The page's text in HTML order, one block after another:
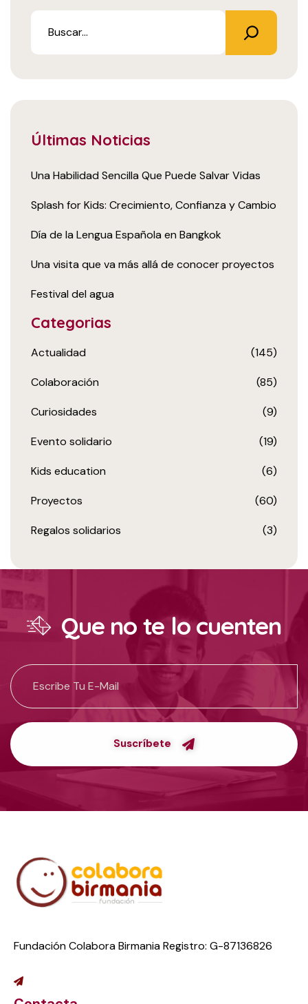
Últimas Noticias
Una Habilidad Sencilla Que Puede Salvar Vidas
Splash for Kids: Crecimiento, Confianza y Cambio
Día de la Lengua Española en Bangkok
Una visita que va más allá de conocer proyectos
Festival del agua
Categorias
Actualidad (145)
Colaboración (85)
Curiosidades (9)
Evento solidario (19)
Kids education (6)
Proyectos (60)
Regalos solidarios (3)
Que no te lo cuenten
Suscríbete
Fundación Colabora Birmania Registro: G-87136826